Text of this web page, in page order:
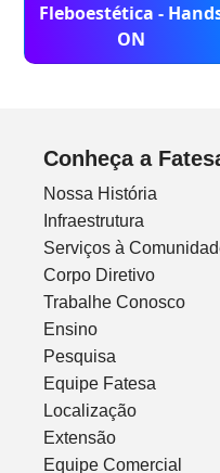
Fleboestética -
ON
Conheça a
Nossa História
Infraestrutura
Serviços à
Corpo Diretivo
Trabalhe Conosco
Ensino
Pesquisa
Equipe Fatesa
Localização
Extensão
Equipe Comercial